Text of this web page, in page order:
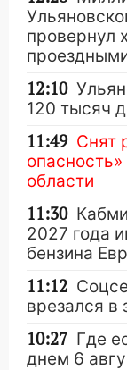
провернул
12:10
120 тысяч
11:49 Снят
области
11:30
2027 года
бензина
11:12
врезался в
10:27 Где
днем 6